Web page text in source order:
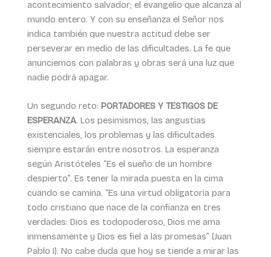
acontecimiento salvador; el evangelio que alcanza al
mundo entero. Y con su enseñanza el Señor nos
indica también que nuestra actitud debe ser
perseverar en medio de las dificultades. La fe que
anunciemos con palabras y obras será una luz que
nadie podrá apagar.
Un segundo reto: PORTADORES Y TESTIGOS DE
ESPERANZA. Los pesimismos, las angustias
existenciales, los problemas y las dificultades
siempre estarán entre nosotros. La esperanza
según Aristóteles “Es el sueño de un hombre
despierto”. Es tener la mirada puesta en la cima
cuando se camina. “Es una virtud obligatoria para
todo cristiano que nace de la confianza en tres
verdades: Dios es todopoderoso, Dios me ama
inmensamente y Dios es fiel a las promesas” (Juan
Pablo I). No cabe duda que hoy se tiende a mirar las